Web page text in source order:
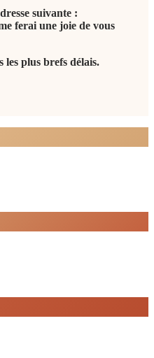
suivante :
ferai une joie de vous
les plus brefs délais.